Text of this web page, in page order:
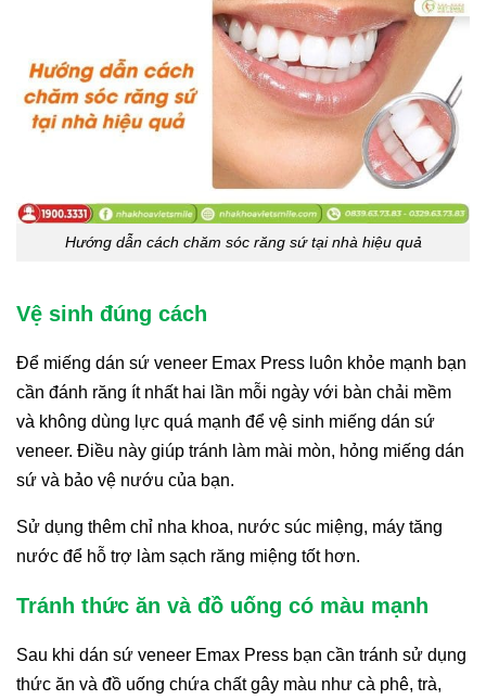
Hướng dẫn cách chăm sóc răng sứ tại nhà hiệu quả
Vệ sinh đúng cách
Để miếng dán sứ veneer Emax Press luôn khỏe mạnh bạn
cần đánh răng ít nhất hai lần mỗi ngày với bàn chải mềm
và không dùng lực quá mạnh để vệ sinh miếng dán sứ
veneer. Điều này giúp tránh làm mài mòn, hỏng miếng dán
sứ và bảo vệ nướu của bạn.
Sử dụng thêm chỉ nha khoa, nước súc miệng, máy tăng
nước để hỗ trợ làm sạch răng miệng tốt hơn.
Tránh thức ăn và đồ uống có màu mạnh
Sau khi dán sứ veneer Emax Press bạn cần tránh sử dụng
thức ăn và đồ uống chứa chất gây màu như cà phê, trà,